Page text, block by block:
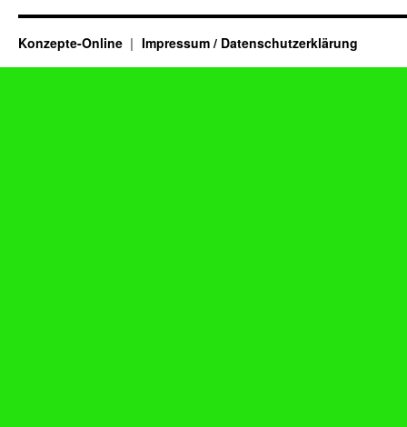
Konzepte-Online Impressum / Datenschutzerklärung